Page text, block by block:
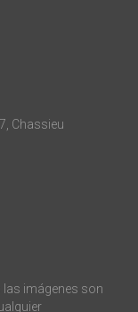
Chassieu
imágenes son